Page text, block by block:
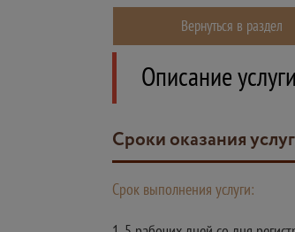
Вернуться в раздел
Описание услуги
Сроки оказания
Срок выполнения услуги: